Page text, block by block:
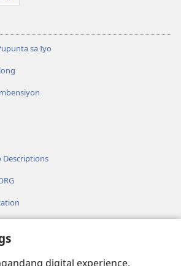
digital experience,
sa Iyo
Descriptions